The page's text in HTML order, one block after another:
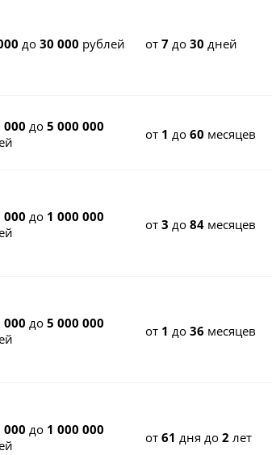
до30 000 рублей от7 до30 дней
000 до5 000 000
от 1 до60 месяцев
000 до 1 000 000
от3 до84 месяцев
000 до5 000 000
от 1 до36 месяцев
000 до 1 000 000
от61 дня до2 лет